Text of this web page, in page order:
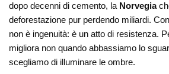
dopo decenni di cemento, la Norvegia
deforestazione pur perdendo miliardi.
non è ingenuità: è un atto di resistenza.
migliora non quando abbassiamo lo
scegliamo di illuminare le ombre.